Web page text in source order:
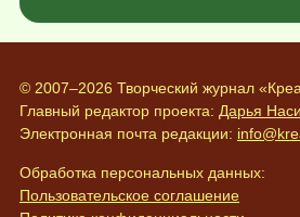
© 2007–2026 Творческий журнал
Главный редактор проекта: Дарья
Электронная почта редакции:
Обработка персональных данных:
Пользовательское соглашение